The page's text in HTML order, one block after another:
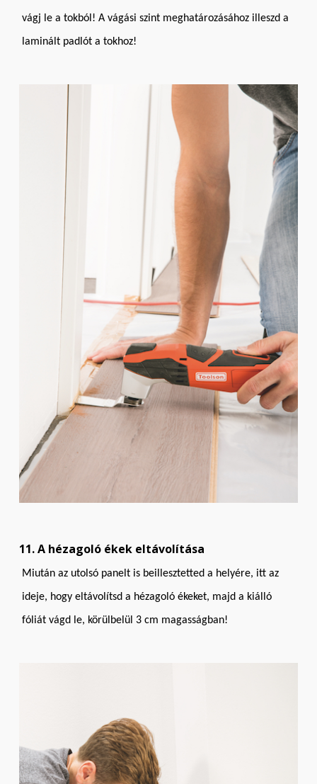
vágj le a tokból! A vágási szint meghatározásához illeszd a
laminált padlót a tokhoz!
11. A hézagoló ékek eltávolítása
Miután az utolsó panelt is beillesztetted a helyére, itt az
ideje, hogy eltávolítsd a hézagoló ékeket, majd a kiálló
fóliát vágd le, körülbelül 3 cm magasságban!